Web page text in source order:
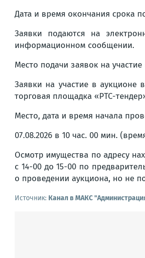
Дата и время окончания срока
Заявки подаются на
информационном сообщении.
Место подачи заявок на
Заявки на участие в аукционе
торговая площадка «РТС-
Место, дата и время начала
07.08.2026 в 10 час. 00 мин.
Осмотр имущества по адресу
с 14-00 до 15-00 по
о проведении аукциона, но не
Источник: Канал в МАКС